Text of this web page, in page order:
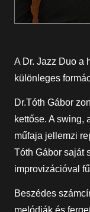
A Dr. Jazz Duo a
különleges
Dr.Tóth Gábor
kettőse. A swing,
műfaja jellemzi
Tóth Gábor saját
improvizációval
Beszédes
melódiák és